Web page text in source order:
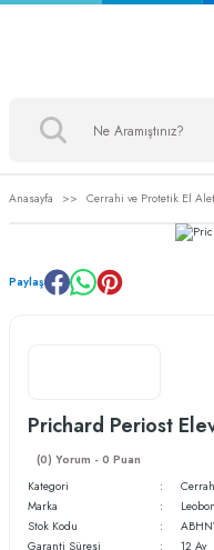
Anasayfa Cerrahi ve Protetik El
Paylaş
Prichard Periost
(0) Yorum - 0 Puan
Kategori
Marka
Stok Kodu
Garanti Süresi
12 Ay